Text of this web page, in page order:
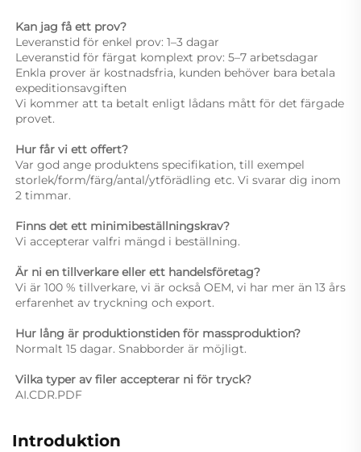
Kan jag få ett prov?
Leveranstid för enkel prov: 1–3 dagar
Leveranstid för färgat komplext prov: 5–7 arbetsdagar
Enkla prover är kostnadsfria, kunden behöver bara betala
expeditionsavgiften
Vi kommer att ta betalt enligt lådans mått för det färgade
provet.
Hur får vi ett offert?
Var god ange produktens specifikation, till exempel
storlek/form/färg/antal/ytförädling etc. Vi svarar dig inom
2 timmar.
Finns det ett minimibeställningskrav?
Vi accepterar valfri mängd i beställning.
Är ni en tillverkare eller ett handelsföretag?
Vi är 100 % tillverkare, vi är också OEM, vi har mer än 13 års
erfarenhet av tryckning och export.
Hur lång är produktionstiden för massproduktion?
Normalt 15 dagar. Snabborder är möjligt.
Vilka typer av filer accepterar ni för tryck?
AI.CDR.PDF
Introduktion